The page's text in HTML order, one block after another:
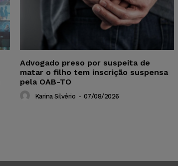
Advogado preso por suspeita de
matar o filho tem inscrição suspensa
pela OAB-TO
Karina Silvério - 07/08/2026